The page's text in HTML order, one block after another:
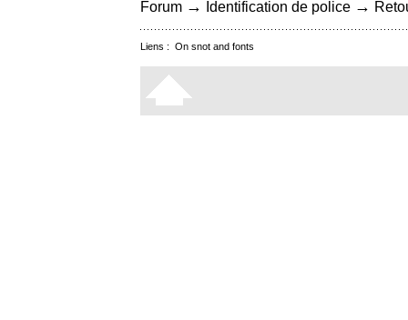
Forum → Identification de police →
Liens : On snot and fonts